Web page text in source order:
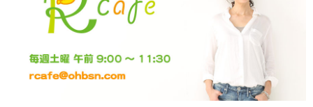
イベント
ニュース